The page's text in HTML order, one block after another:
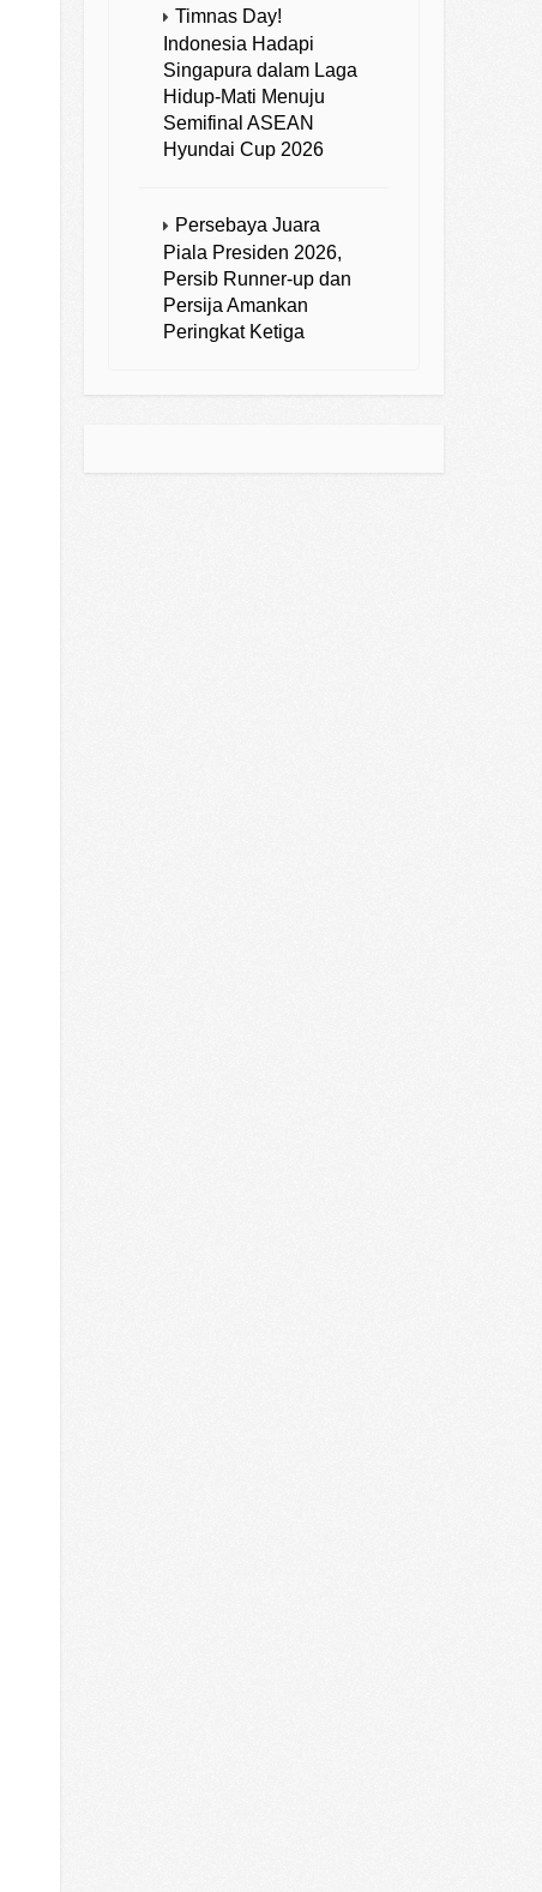
Timnas Day!
Indonesia Hadapi
Singapura dalam Laga
Hidup-Mati Menuju
Semifinal ASEAN
Hyundai Cup 2026
Persebaya Juara
Piala Presiden 2026,
Persib Runner-up dan
Persija Amankan
Peringkat Ketiga